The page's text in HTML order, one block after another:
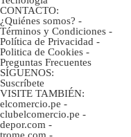
CONTACTO:
¿Quiénes somos? -
Términos y Condiciones -
Política de Privacidad -
Politica de Cookies -
Preguntas Frecuentes
SÍGUENOS:
Suscríbete
VISITE TAMBIÉN:
elcomercio.pe -
clubelcomercio.pe -
depor.com -